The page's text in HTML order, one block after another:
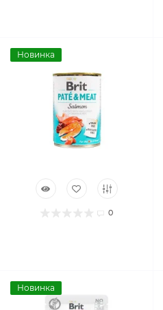
Новинка
0
Новинка